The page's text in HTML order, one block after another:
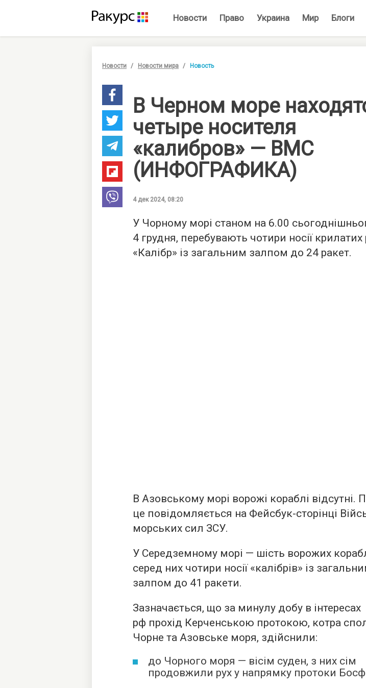
Новости Право Украина Мир Блоги
Новости Новости мира Новость
В Черном море
четыре носителя
«калибров» — ВМС
(ИНФОГРАФИКА)
4 дек 2024, 08:20
У Чорному морі станом на 6.00
4 грудня, перебувають чотири носії крилатих
«Калібр» із загальним залпом до 24 ракет.
В Азовському морі ворожі кораблі відсутні.
це повідомляється на Фейсбук-сторінці
морських сил ЗСУ.
У Середземному морі — шість ворожих
серед них чотири носії «калібрів» із
залпом до 41 ракети.
Зазначається, що за минулу добу в інтересах
рф прохід Керченською протокою, котра
Чорне та Азовське моря, здійснили:
до Чорного моря — вісім суден, з них сім
продовжили рух у напрямку протоки